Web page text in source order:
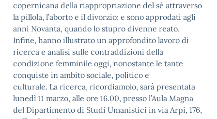
copernicana della riappropriazione del sé attraverso
la pillola, l’aborto e il divorzio; e sono approdati agli
anni Novanta, quando lo stupro divenne reato.
Infine, hanno illustrato un approfondito lavoro di
ricerca e analisi sulle contraddizioni della
condizione femminile oggi, nonostante le tante
conquiste in ambito sociale, politico e
culturale. La ricerca, ricordiamolo, sarà presentata
lunedì 11 marzo, alle ore 16.00, presso l’Aula Magna
del Dipartimento di Studi Umanistici in via Arpi, 176,